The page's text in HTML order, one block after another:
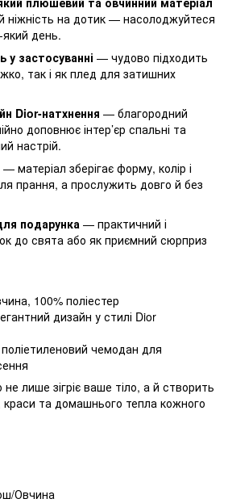
ніжність на дотик — насолоджуйтеся
день.
у застосуванні — чудово підходить
так і як плед для затишних
Dior-натхнення — благородний
доповнює інтер’єр спальні та
настрій.
— матеріал зберігає форму, колір і
прання, а прослужить довго й без
подарунка — практичний і
до свята або як приємний сюрприз
100% поліестер
дизайн у стилі Dior
чемодан для
лише зігріє ваше тіло, а й створить
та домашнього тепла кожного
Овчина